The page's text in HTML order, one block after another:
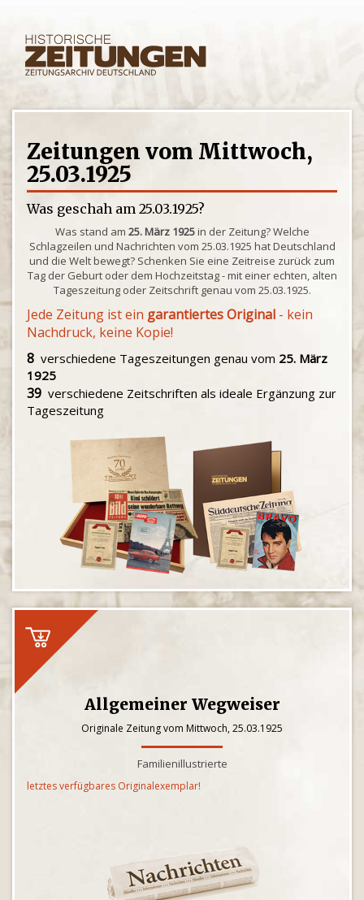
Zeitungen vom Mittwoch,
25.03.1925
Was geschah am 25.03.1925?
Was stand am 25. März 1925in der Zeitung? Welche
Schlagzeilen und Nachrichten vom 25.03.1925 hat Deutschland
und die Welt bewegt? Schenken Sie eine Zeitreise zurück zum
Tag der Geburt oder dem Hochzeitstag - mit einer echten, alten
Tageszeitung oder Zeitschrift genau vom 25.03.1925.
Jede Zeitung ist ein garantiertes Original - kein
Nachdruck, keine Kopie!
8 verschiedene Tageszeitungen genau vom 25. März
1925
39 verschiedene Zeitschriften als ideale Ergänzung zur
Tageszeitung
Allgemeiner Wegweiser
Originale Zeitung vom Mittwoch, 25.03.1925
Familienillustrierte
letztes verfügbares Originalexemplar!